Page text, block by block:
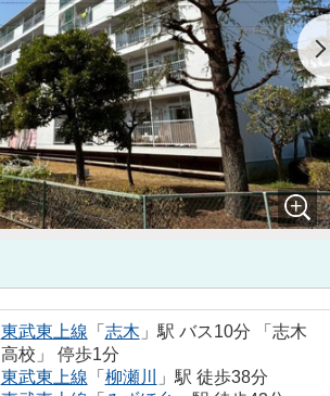
東武東上線 「 志木 」駅 バス10分 「志木
高校」 停歩1分
東武東上線 「 柳瀬川
」駅 徒歩38分